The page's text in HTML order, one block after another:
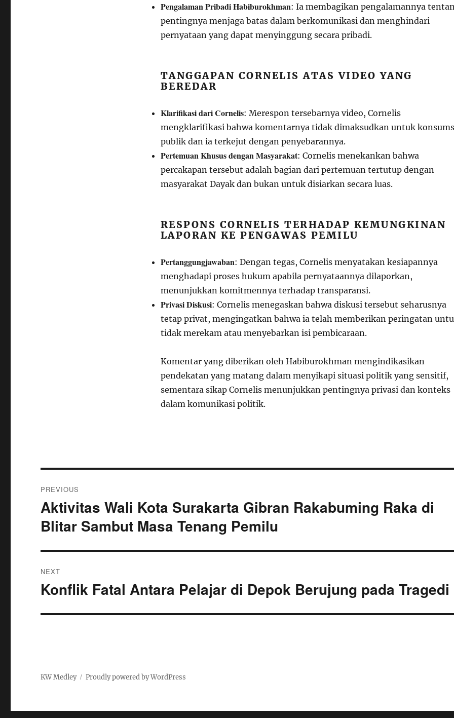
Pengalaman Pribadi Habiburokhman: Ia membagikan pengalamannya
pentingnya menjaga batas dalam berkomunikasi dan menghindari
pernyataan yang dapat menyinggung secara pribadi.
TANGGAPAN CORNELIS ATAS VIDEO YANG
BEREDAR
Klarifikasi dari Cornelis: Merespon tersebarnya video, Cornelis
mengklarifikasi bahwa komentarnya tidak dimaksudkan untuk
publik dan ia terkejut dengan penyebarannya.
Pertemuan Khusus dengan Masyarakat: Cornelis menekankan bahwa
percakapan tersebut adalah bagian dari pertemuan tertutup dengan
masyarakat Dayak dan bukan untuk disiarkan secara luas.
RESPONS CORNELIS TERHADAP KEMUNGKINAN
LAPORAN KE PENGAWAS PEMILU
Pertanggungjawaban: Dengan tegas, Cornelis menyatakan kesiapannya
menghadapi proses hukum apabila pernyataannya dilaporkan,
menunjukkan komitmennya terhadap transparansi.
Privasi Diskusi: Cornelis menegaskan bahwa diskusi tersebut seharusnya
tetap privat, mengingatkan bahwa ia telah memberikan peringatan
tidak merekam atau menyebarkan isi pembicaraan.
Komentar yang diberikan oleh Habiburokhman mengindikasikan
pendekatan yang matang dalam menyikapi situasi politik yang sensitif,
sementara sikap Cornelis menunjukkan pentingnya privasi dan konteks
dalam komunikasi politik.
pos
PREVIOUS
Previous
post:
Aktivitas Wali Kota Surakarta Gibran Rakabuming Raka di
Blitar Sambut Masa Tenang Pemilu
NEXT
Next
Konflik Fatal Antara Pelajar di Depok Berujung pada Tragedi
KW Medley Proudly powered by WordPress